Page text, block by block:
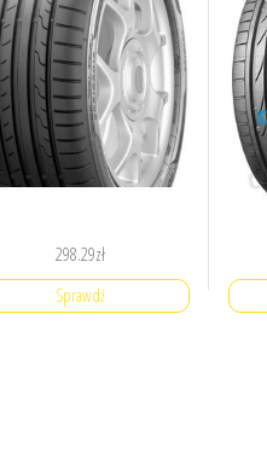
298.29zł
Sprawdź